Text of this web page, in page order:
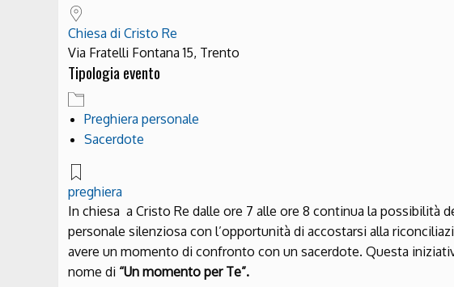
Chiesa di Cristo Re
Via Fratelli Fontana 15, Trento
Tipologia evento
Preghiera personale
Sacerdote
preghiera
In chiesa a Cristo Re dalle ore 7 alle ore 8 continua la possibilità
personale silenziosa con l’opportunità di accostarsi alla
avere un momento di confronto con un sacerdote. Questa
nome di “Un momento per Te”.